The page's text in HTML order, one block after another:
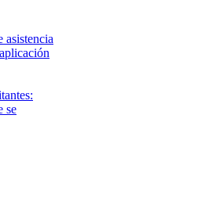
asistencia
se